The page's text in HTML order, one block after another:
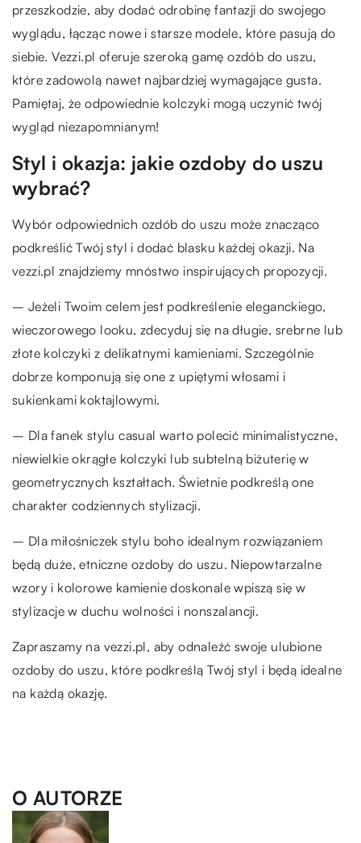
przeszkodzie, aby dodać odrobinę fantazji do swojego
wyglądu, łącząc nowe i starsze modele, które pasują do
siebie. Vezzi.pl oferuje szeroką gamę ozdób do uszu,
które zadowolą nawet najbardziej wymagające gusta.
Pamiętaj, że odpowiednie kolczyki mogą uczynić twój
wygląd niezapomnianym!
Styl i okazja: jakie ozdoby do uszu
wybrać?
Wybór odpowiednich ozdób do uszu może znacząco
podkreślić Twój styl i dodać blasku każdej okazji. Na
vezzi.pl znajdziemy mnóstwo inspirujących propozycji.
– Jeżeli Twoim celem jest podkreślenie eleganckiego,
wieczorowego looku, zdecyduj się na długie, srebrne lub
złote kolczyki z delikatnymi kamieniami. Szczególnie
dobrze komponują się one z upiętymi włosami i
sukienkami koktajlowymi.
– Dla fanek stylu casual warto polecić minimalistyczne,
niewielkie okrągłe kolczyki lub subtelną biżuterię w
geometrycznych kształtach. Świetnie podkreślą one
charakter codziennych stylizacji.
– Dla miłośniczek stylu boho idealnym rozwiązaniem
będą duże, etniczne ozdoby do uszu. Niepowtarzalne
wzory i kolorowe kamienie doskonale wpiszą się w
stylizacje w duchu wolności i nonszalancji.
Zapraszamy na vezzi.pl, aby odnaleźć swoje ulubione
ozdoby do uszu, które podkreślą Twój styl i będą idealne
na każdą okazję.
O AUTORZE